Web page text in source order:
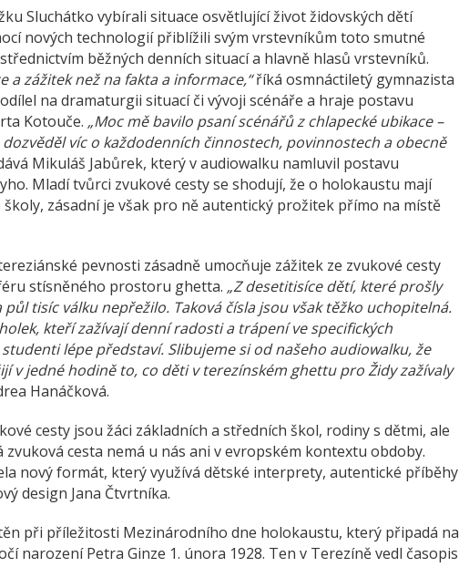
Sluchátko vybírali situace osvětlující život židovských dětí
nových technologií přiblížili svým vrstevníkům toto smutné
běžných denních situací a hlavně hlasů vrstevníků.
a zážitek než na fakta a informace,“říká osmnáctiletý gymnazista
na dramaturgii situací či vývoji scénáře a hraje postavu
Kotouče. „Moc mě bavilo psaní scénářů z chlapecké ubikace –
víc o každodenních činnostech, povinnostech a obecně
Mikuláš Jabůrek, který v audiowalku namluvil postavu
Mladí tvůrci zvukové cesty se shodují, že o holokaustu mají
zásadní je však pro ně autentický prožitek přímo na místě
pevnosti zásadně umocňuje zážitek ze zvukové cesty
stísněného prostoru ghetta. „Z desetitisíce dětí, které prošly
půl tisíc válku nepřežilo. Taková čísla jsou však těžko uchopitelná.
kteří zažívají denní radosti a trápení ve specifických
lépe představí. Slibujeme si od našeho audiowalku, že
v jedné hodině to, co děti v terezínském ghettu pro Židy zažívaly
Hanáčková.
cesty jsou žáci základních a středních škol, rodiny s dětmi, ale
cesta nemá u nás ani v evropském kontextu obdoby.
nový formát, který využívá dětské interprety, autentické příběhy
design Jana Čtvrtníka.
při příležitosti Mezinárodního dne holokaustu, který připadá na
narození Petra Ginze 1. února 1928. Ten v Terezíně vedl časopis